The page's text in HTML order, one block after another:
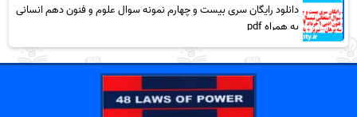
دانلود رایگان سری بیست و چهارم نمونه سوال علوم و فنون دهم انسانی
به همراه pdf